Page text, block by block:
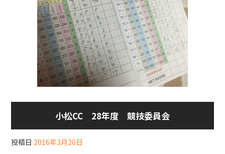
小松CC 28年度 競技委員会
投稿日 2016年3月20日